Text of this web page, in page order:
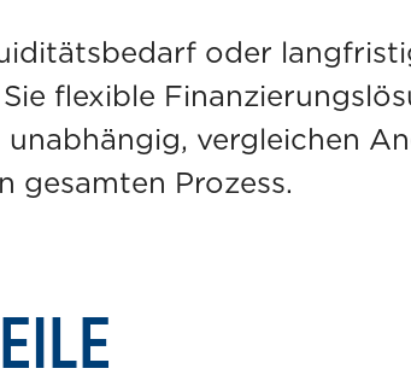
oder
flexible
vergleichen
gesamten Prozess.